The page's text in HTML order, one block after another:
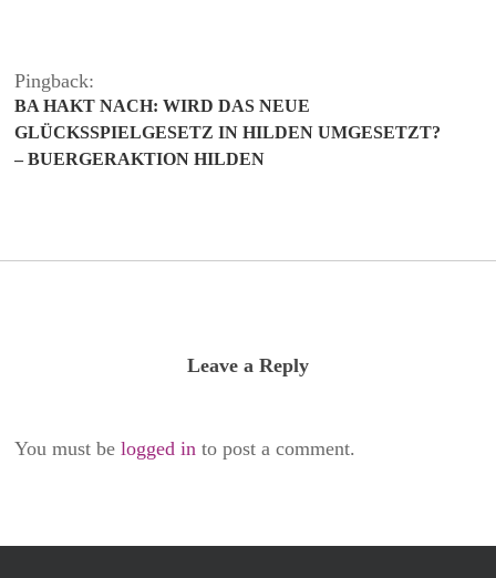
Pingback:
BA HAKT NACH: WIRD DAS NEUE
GLÜCKSSPIELGESETZ IN HILDEN UMGESETZT?
– BUERGERAKTION HILDEN
Leave a Reply
You must belogged in to post a comment.